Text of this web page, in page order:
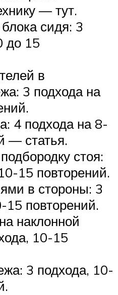
— тут.
сидя: 3
до 15
в
3 подхода на
4 подхода на 8-
— статья.
стоя:
15 повторений.
в стороны: 3
15 повторений.
наклонной
10-15
3 подхода, 10-